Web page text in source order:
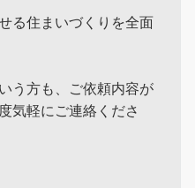
る住まいづくりを全面
う方も、ご依頼内容が
気軽にご連絡くださ